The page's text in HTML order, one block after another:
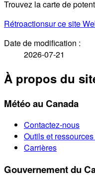
Trouvez la carte de
Rétroactionsur ce site
Date de modification :
2026-07-21
À propos du
Météo au Canada
Contactez-nous
Outils et
Carrières
Gouvernement du